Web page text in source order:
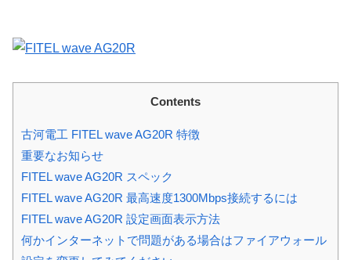
Contents
古河電工 FITEL wave AG20R 特徴
重要なお知らせ
FITEL wave AG20R スペック
FITEL wave AG20R 最高速度1300Mbps接続するには
FITEL wave AG20R 設定画面表示方法
何かインターネットで問題がある場合はファイアウォール